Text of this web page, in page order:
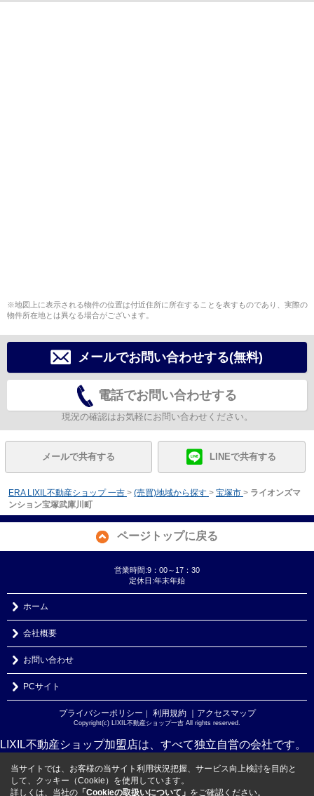
※地図上に表示される物件の位置は付近住所に所在することを表すものであり、実際の
物件所在地とは異なる場合がございます。
メールでお問い合わせする(無料)
電話でお問い合わせする
現況の確認はお気軽にお問い合わせください。
メールで共有する LINEで共有する
ERA LIXIL不動産ショップ 一吉 > (売買)地域から探す > 宝塚市 > ライオンズマ
ンション宝塚武庫川町
ページトップに戻る
営業時間:9：00～17：30
定休日:年末年始
ホーム
会社概要
お問い合わせ
PCサイト
プライバシーポリシー 利用規約 ｜アクセスマップ
Copyright(c) LIXIL不動産ショップ一吉 All rights reserved.
LIXIL不動産ショップ加盟店は、すべて独立自営の会社です。
当サイトでは、お客様の当サイト利用状況把握、サービス向上検討を目的と
して、クッキー（Cookie）を使用しています。
詳しくは、当社の 「Cookieの取扱いについて」 をご確認ください。